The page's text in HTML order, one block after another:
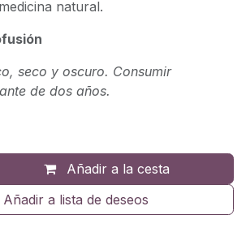
natural.
seco y oscuro. Consumir
de dos años.
Añadir a la cesta
Añadir a lista de deseos